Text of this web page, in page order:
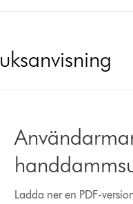
Ladda ner en PDF-